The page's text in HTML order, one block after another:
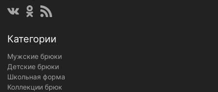
Категории
Мужские брюки
Детские брюки
Школьная форма
Коллекции брюк